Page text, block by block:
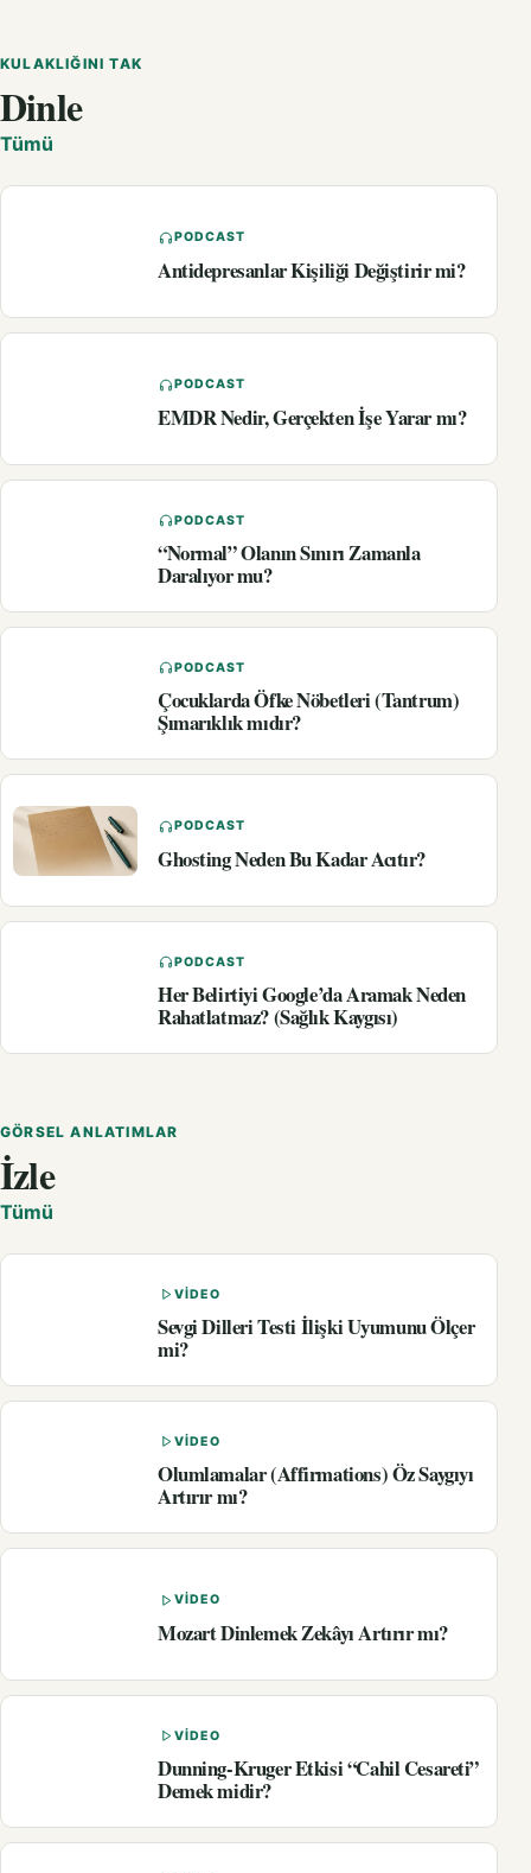
KULAKLIĞINI TAK
Dinle
Tümü
PODCAST
Antidepresanlar Kişiliği Değiştirir mi?
PODCAST
EMDR Nedir, Gerçekten İşe Yarar mı?
PODCAST
“Normal” Olanın Sınırı Zamanla
Daralıyor mu?
PODCAST
Çocuklarda Öfke Nöbetleri (Tantrum)
Şımarıklık mıdır?
PODCAST
Ghosting Neden Bu Kadar Acıtır?
PODCAST
Her Belirtiyi Google’da Aramak Neden
Rahatlatmaz? (Sağlık Kaygısı)
GÖRSEL ANLATIMLAR
İzle
Tümü
VIDEO
Sevgi Dilleri Testi İlişki Uyumunu Ölçer
mi?
VIDEO
Olumlamalar (Affirmations) Öz Saygıyı
Artırır mı?
VIDEO
Mozart Dinlemek Zekâyı Artırır mı?
VIDEO
Dunning-Kruger Etkisi “Cahil Cesareti”
Demek midir?